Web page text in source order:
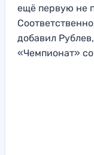
ещё первую не
добавил
«Чемпионат»